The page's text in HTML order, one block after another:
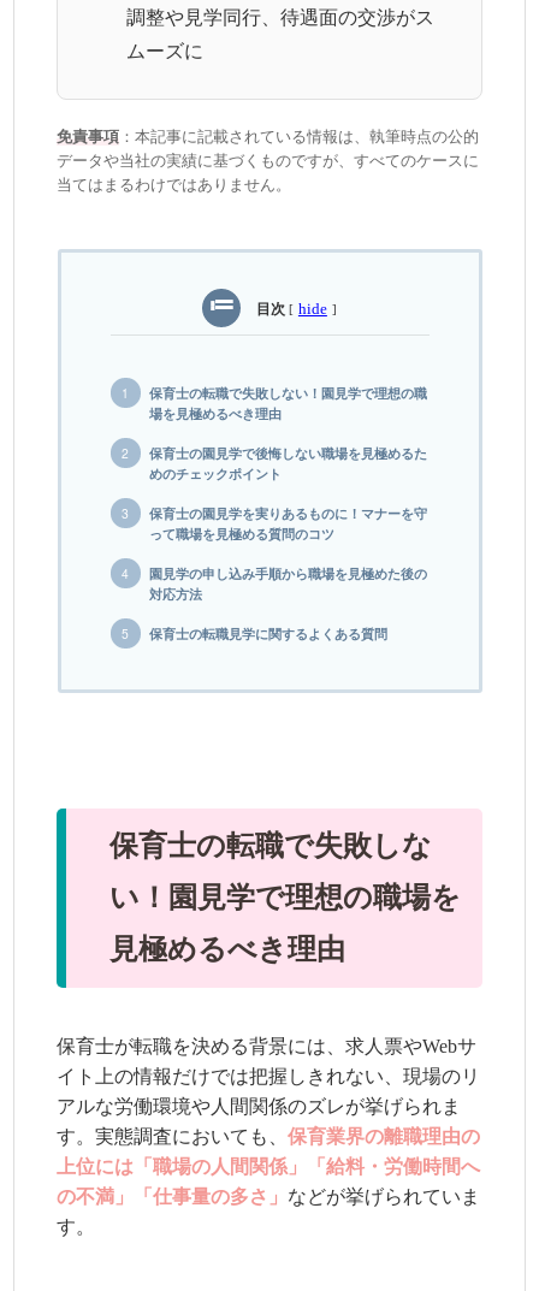
調整や見学同行、待遇面の交渉がス
ムーズに
免責事項 ：本記事に記載されている情報は、執筆時点の公的
データや当社の実績に基づくものですが、すべてのケースに
当てはまるわけではありません。
目次 [ hide ]
保育士の転職で失敗しない！園見学で理想の職
場を見極めるべき理由
保育士の園見学で後悔しない職場を見極めるた
めのチェックポイント
保育士の園見学を実りあるものに！マナーを守
って職場を見極める質問のコツ
園見学の申し込み手順から職場を見極めた後の
対応方法
保育士の転職見学に関するよくある質問
保育士の転職で失敗しな
い！園見学で理想の職場を
見極めるべき理由
保育士が転職を決める背景には、求人票やWebサ
イト上の情報だけでは把握しきれない、現場のリ
アルな労働環境や人間関係のズレが挙げられま
す。実態調査においても、保育業界の離職理由の
上位には「職場の人間関係」「給料・労働時間へ
の不満」「仕事量の多さ」 などが挙げられていま
す。